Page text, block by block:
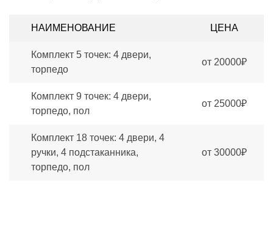
НАИМЕНОВАНИЕ ЦЕНА
Комплект 5 точек: 4 двери,
торпедо
от 20000₽
Комплект 9 точек: 4 двери,
торпедо, пол
от 25000₽
Комплект 18 точек: 4 двери, 4
ручки, 4 подстаканника,
торпедо, пол
от 30000₽